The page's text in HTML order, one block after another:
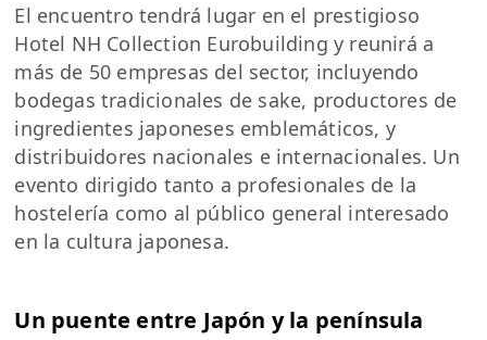
El encuentro tendrá lugar en el prestigioso
Hotel NH Collection Eurobuilding y reunirá a
más de 50 empresas del sector, incluyendo
bodegas tradicionales de sake, productores de
ingredientes japoneses emblemáticos, y
distribuidores nacionales e internacionales. Un
evento dirigido tanto a profesionales de la
hostelería como al público general interesado
en la cultura japonesa.
Un puente entre Japón y la península